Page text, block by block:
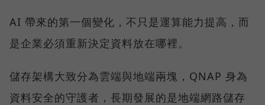
AI 帶來的第一個變化，不只是運算能力提高，而
是企業必須重新決定資料放在哪裡。
儲存架構大致分為雲端與地端兩塊，QNAP 身為
資料安全的守護者，長期發展的是地端網路儲存